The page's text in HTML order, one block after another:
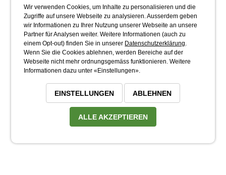
Wir verwenden Cookies, um Inhalte zu personalisieren und die
Zugriffe auf unsere Webseite zu analysieren. Ausserdem geben
wir Informationen zu Ihrer Nutzung unserer Webseite an unsere
Partner für Analysen weiter. Weitere Informationen (auch zu
einem Opt-out) finden Sie in unserer Datenschutzerklärung.
Wenn Sie die Cookies ablehnen, werden Bereiche auf der
Webseite nicht mehr ordnungsgemäss funktionieren. Weitere
Informationen dazu unter «Einstellungen».
EINSTELLUNGEN ABLEHNEN
ALLE AKZEPTIEREN